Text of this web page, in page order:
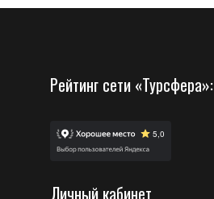
Рейтинг сети «Турсфера»:
Личный кабинет